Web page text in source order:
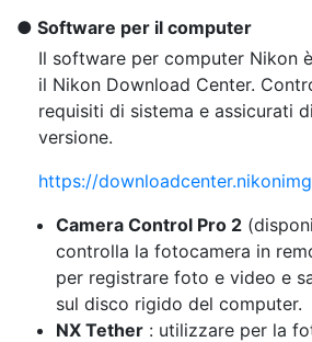
Software per il computer
Il software per computer Nikon
il Nikon Download Center.
requisiti di sistema e assicurati
versione.
https://
Camera Control Pro 2
controlla la fotocamera in
per registrare foto e video e
sul disco rigido del computer.
NX Tether : utilizzare per la